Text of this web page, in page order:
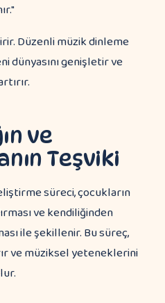
Düzenli müzik dinleme
dünyasını genişletir ve
ve
Teşviki
süreci, çocukların
ve kendiliğinden
ile şekillenir. Bu süreç,
ve müziksel yeteneklerini